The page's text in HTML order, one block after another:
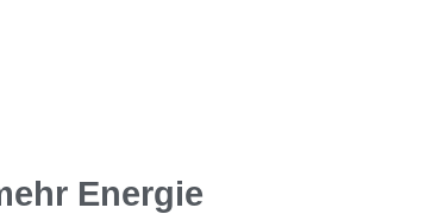
Energie